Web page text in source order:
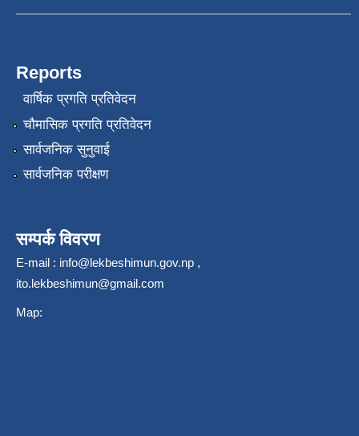
Reports
वार्षिक प्रगति प्रतिवेदन
चौमासिक प्रगति प्रतिवेदन
सार्वजनिक सुनुवाई
सार्वजनिक परीक्षण
सम्पर्क विवरण
E-mail : info@lekbeshimun.gov.np ,
ito.lekbeshimun@gmail.com
Map: